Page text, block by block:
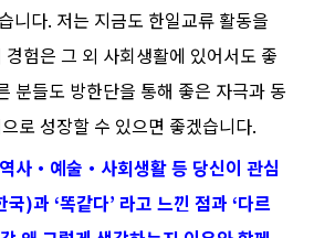
니다. 저는 지금도 한일교류 활동을
험은 그 외 사회생활에 있어서도 좋
분들도 방한단을 통해 좋은 자극과 동
로 성장할 수 있으면 좋겠습니다.
사・예술・사회생활 등 당신이 관심
)과 ‘똑같다’ 라고 느낀 점과 ‘다르